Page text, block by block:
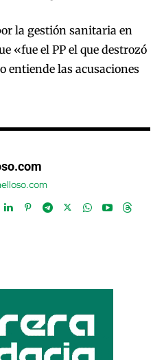
la gestión sanitaria en
«fue el PP el que destrozó
entiende las acusaciones